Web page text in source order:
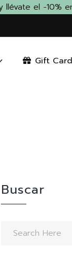
el -10%
Gift Card
Buscar